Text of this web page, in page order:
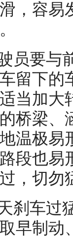
，容易
员要与
留下的
当加大
桥梁、
温极易
段也易
，切勿
刹车过
早制动